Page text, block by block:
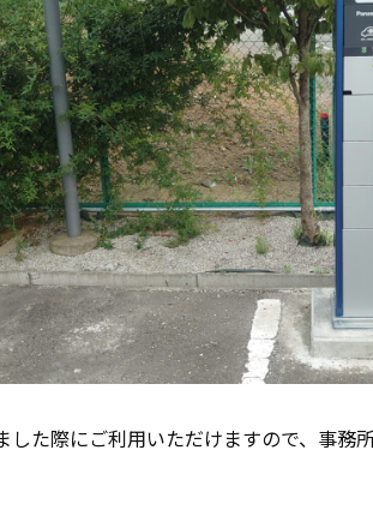
した際にご利用いただけますので、事務